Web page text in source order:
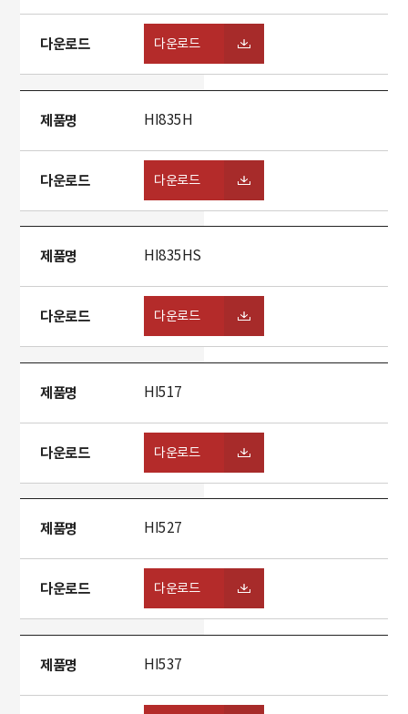
다운로드 다운로드
제품명 HI835H
다운로드 다운로드
제품명 HI835HS
다운로드 다운로드
제품명 HI517
다운로드 다운로드
제품명 HI527
다운로드 다운로드
제품명 HI537